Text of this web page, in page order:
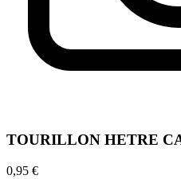
TOURILLON HETRE
0,95 €